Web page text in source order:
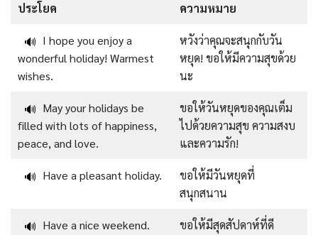
ประโยค ความหมาย
🔊 I hope you enjoy a
wonderful holiday! Warmest
wishes.
หวังว่าคุณจะสนุกกับวัน
หยุด! ขอให้มีความสุขด้วย
นะ
🔊 May your holidays be
filled with lots of happiness,
peace, and love.
ขอให้วันหยุดของคุณเต็ม
ไปด้วยความสุข ความสงบ
และความรัก!
🔊 Have a pleasant holiday.
ขอให้มีวันหยุดที่
สนุกสนาน
🔊 Have a nice weekend. ขอให้มีสุดสัปดาห์ที่ดี